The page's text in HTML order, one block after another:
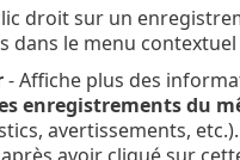
droit sur un
dans le menu contextuel
- Affiche plus des
enregistrements du
avertissements, etc.).
avoir cliqué sur